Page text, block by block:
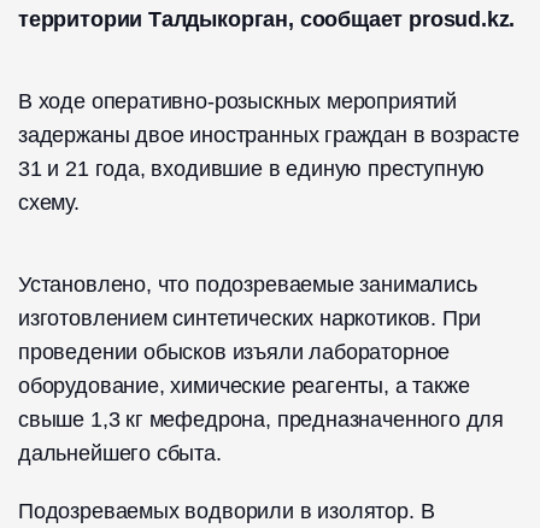
территории Талдыкорган, сообщает prosud.kz.
В ходе оперативно-розыскных мероприятий
задержаны двое иностранных граждан в возрасте
31 и 21 года, входившие в единую преступную
схему.
Установлено, что подозреваемые занимались
изготовлением синтетических наркотиков. При
проведении обысков изъяли лабораторное
оборудование, химические реагенты, а также
свыше 1,3 кг мефедрона, предназначенного для
дальнейшего сбыта.
Подозреваемых водворили в изолятор. В